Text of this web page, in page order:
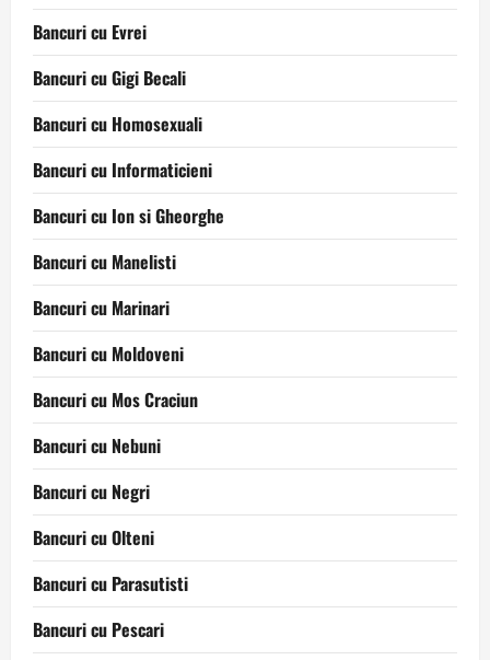
Bancuri cu Evrei
Bancuri cu Gigi Becali
Bancuri cu Homosexuali
Bancuri cu Informaticieni
Bancuri cu Ion si Gheorghe
Bancuri cu Manelisti
Bancuri cu Marinari
Bancuri cu Moldoveni
Bancuri cu Mos Craciun
Bancuri cu Nebuni
Bancuri cu Negri
Bancuri cu Olteni
Bancuri cu Parasutisti
Bancuri cu Pescari